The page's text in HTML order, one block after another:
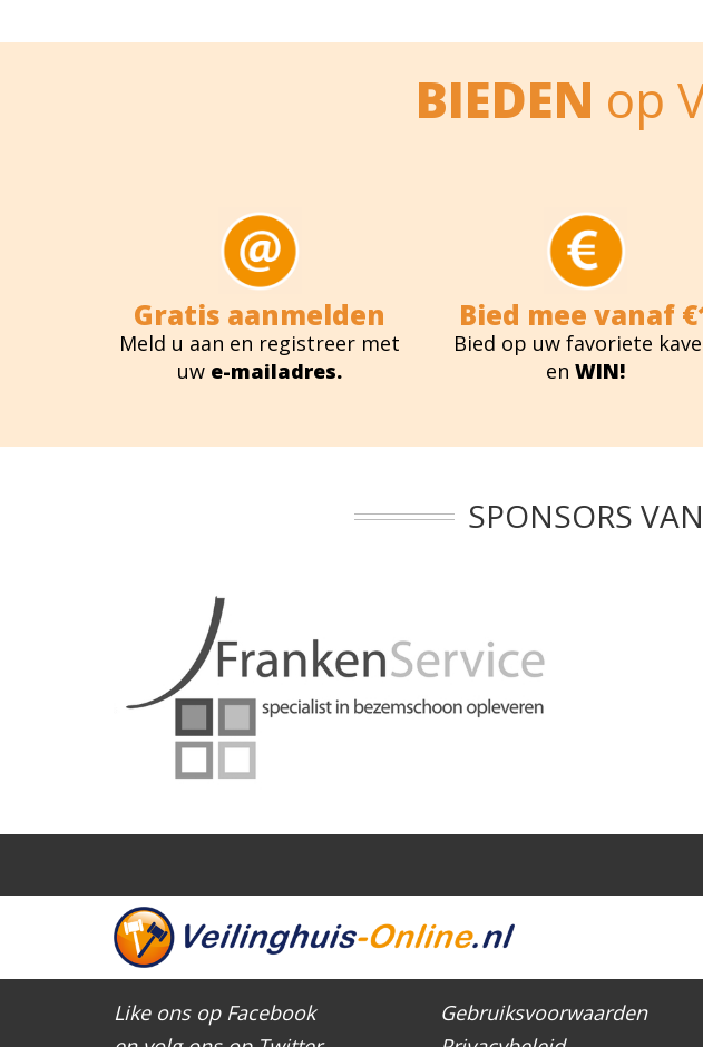
BIEDEN op
Gratis aanmelden
Meld u aan en registreer met
uw e-mailadres.
Bied mee vanaf
Bied op uw favoriete
enWIN!
SPONSORS
Like ons op Facebook
Gebruiksvoorwaarden